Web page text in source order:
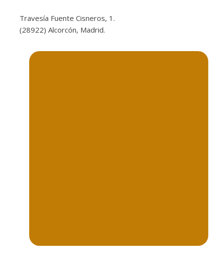
Travesía Fuente Cisneros, 1.
(28922) Alcorcón, Madrid.